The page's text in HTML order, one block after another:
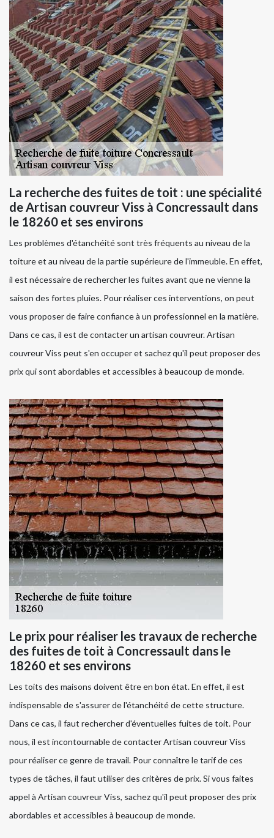
La recherche des fuites de toit : une spécialité
de Artisan couvreur Viss à Concressault dans
le 18260 et ses environs
Les problèmes d'étanchéité sont très fréquents au niveau de la
toiture et au niveau de la partie supérieure de l'immeuble. En effet,
il est nécessaire de rechercher les fuites avant que ne vienne la
saison des fortes pluies. Pour réaliser ces interventions, on peut
vous proposer de faire confiance à un professionnel en la matière.
Dans ce cas, il est de contacter un artisan couvreur. Artisan
couvreur Viss peut s'en occuper et sachez qu'il peut proposer des
prix qui sont abordables et accessibles à beaucoup de monde.
Le prix pour réaliser les travaux de recherche
des fuites de toit à Concressault dans le
18260 et ses environs
Les toits des maisons doivent être en bon état. En effet, il est
indispensable de s'assurer de l'étanchéité de cette structure.
Dans ce cas, il faut rechercher d'éventuelles fuites de toit. Pour
nous, il est incontournable de contacter Artisan couvreur Viss
pour réaliser ce genre de travail. Pour connaître le tarif de ces
types de tâches, il faut utiliser des critères de prix. Si vous faites
appel à Artisan couvreur Viss, sachez qu'il peut proposer des prix
abordables et accessibles à beaucoup de monde.